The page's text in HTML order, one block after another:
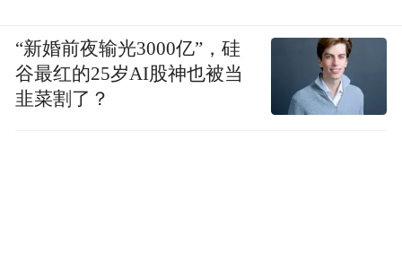
“新婚前夜输光3000亿”，硅
谷最红的25岁AI股神也被当
韭菜割了？